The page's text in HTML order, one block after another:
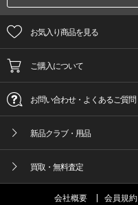
お気入り商品を見る
ご購入について
お問い合わせ・よくあるご質問
新品クラブ・用品
買取・無料査定
会社概要 会員規約